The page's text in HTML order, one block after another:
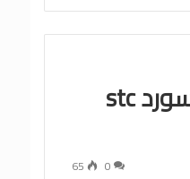
١٩٢.١٦٨.١.1 تغير الباسورد stc
0
65